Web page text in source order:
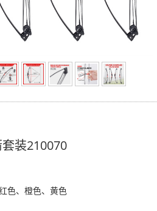
装210070
色、橙色、黄色